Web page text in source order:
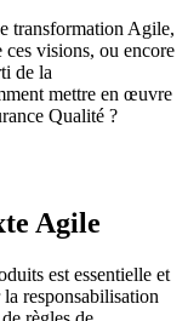
transformation Agile,
ces visions, ou encore
de la
mettre en œuvre
Qualité ?
Agile
est essentielle et
responsabilisation